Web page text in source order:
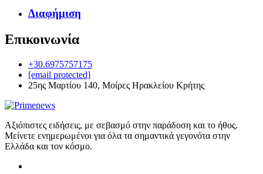
Διαφήμιση
Επικοινωνία
+30.6975757175
[email protected]
25ης Μαρτίου 140, Μοίρες Ηρακλείου Κρήτης
Αξιόπιστες ειδήσεις, με σεβασμό στην παράδοση και το ήθος.
Μείνετε ενημερωμένοι για όλα τα σημαντικά γεγονότα στην
Ελλάδα και τον κόσμο.